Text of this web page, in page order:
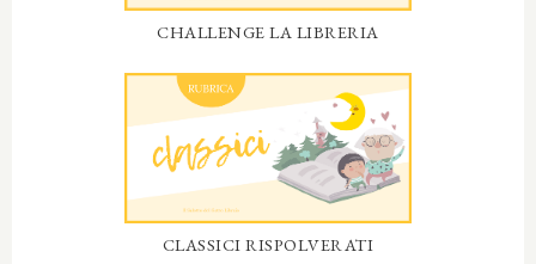
CHALLENGE LA LIBRERIA
CLASSICI RISPOLVERATI